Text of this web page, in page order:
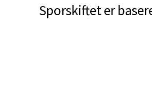
Sporskiftet er